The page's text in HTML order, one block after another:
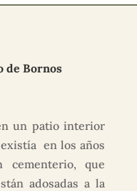
de Bornos
un patio interior
existía en los años
que
adosadas a la